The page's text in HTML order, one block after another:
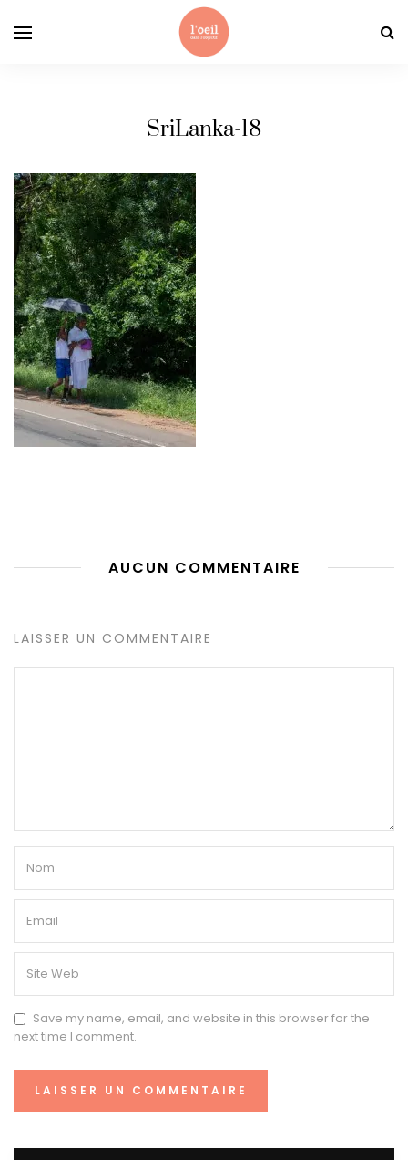
SriLanka-18
AUCUN COMMENTAIRE
LAISSER UN COMMENTAIRE
Save my name, email, and website in this browser for the
next time I comment.